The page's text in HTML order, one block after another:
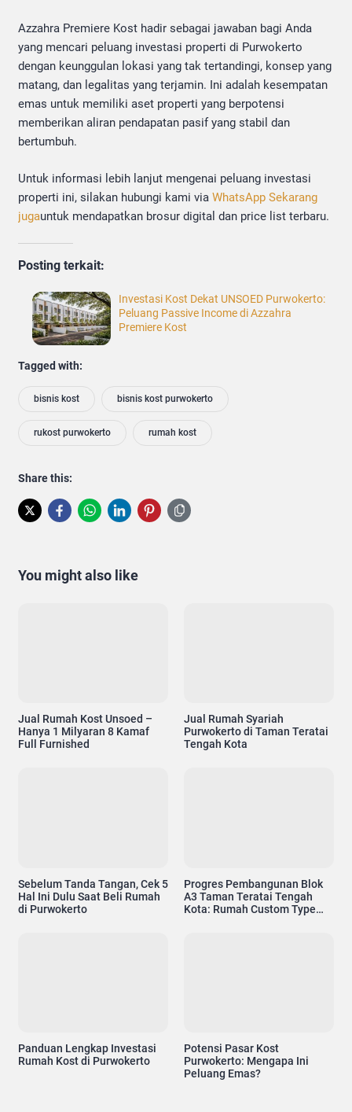
Azzahra Premiere Kost hadir sebagai jawaban bagi Anda
yang mencari peluang investasi properti di Purwokerto
dengan keunggulan lokasi yang tak tertandingi, konsep yang
matang, dan legalitas yang terjamin. Ini adalah kesempatan
emas untuk memiliki aset properti yang berpotensi
memberikan aliran pendapatan pasif yang stabil dan
bertumbuh.
Untuk informasi lebih lanjut mengenai peluang investasi
properti ini, silakan hubungi kami via WhatsApp Sekarang
jugauntuk mendapatkan brosur digital dan price list terbaru.
Posting terkait:
Investasi Kost Dekat UNSOED Purwokerto:
Peluang Passive Income di Azzahra
Premiere Kost
Tagged with:
bisnis kost bisnis kost purwokerto
rukost purwokerto rumah kost
Share this:
You might also like
Jual Rumah Kost Unsoed –
Hanya 1 Milyaran 8 Kamaf
Full Furnished
Jual Rumah Syariah
Purwokerto di Taman Teratai
Tengah Kota
Sebelum Tanda Tangan, Cek 5
Hal Ini Dulu Saat Beli Rumah
di Purwokerto
Progres Pembangunan Blok
A3 Taman Teratai Tengah
Kota: Rumah Custom Type
Panduan Lengkap Investasi
Rumah Kost di Purwokerto
Potensi Pasar Kost
Purwokerto: Mengapa Ini
Peluang Emas?
Penting...!
Temukan rumah tanpa riba, tanpa bank, dan tanpa denda di
berbagai kota. Klik salah satu pilihan di bawah untuk